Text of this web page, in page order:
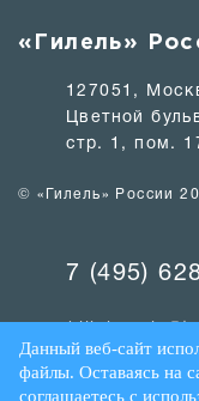
«Гилель»
127051,
Цветной
стр. 1, пом.
© «Гилель» России
7 (495)
Политика об
Данный веб-сайт
файлы. Оставаясь на
соглашаетесь с